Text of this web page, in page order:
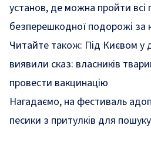
установ, де можна пройти
безперешкодної подорожі за
Читайте також: Під Києвом у
виявили сказ: власників
провести вакцинацію
Нагадаємо, на фестиваль
песики з притулків для